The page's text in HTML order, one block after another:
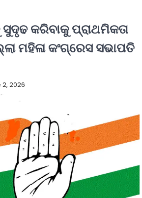
ସୁଦୃଢ କରିବାକୁ ପ୍ରାଥମିକତା
ମହିଳା କଂଗ୍ରେସ ସଭାପତି
2, 2026